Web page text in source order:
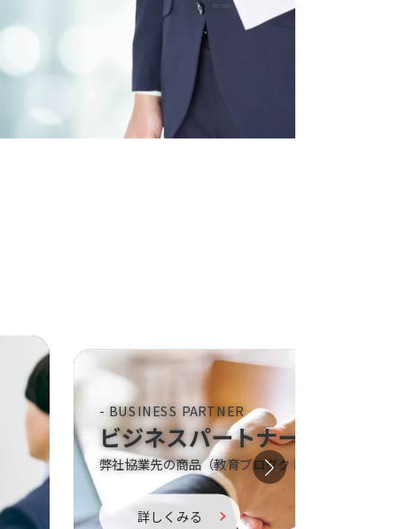
- CAREER CONNECT
人材紹介サービス
企業と転職者、互いのニーズを聞き、コンサルティ
グを行います